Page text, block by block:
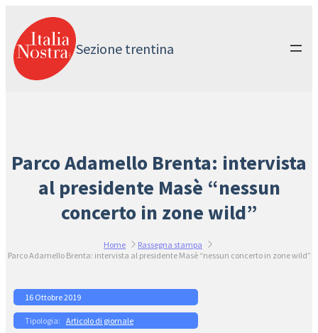
contenuto
Sezione trentina
Parco Adamello Brenta: intervista
al presidente Masè “nessun
concerto in zone wild”
Home
Rassegna stampa
Parco Adamello Brenta: intervista al presidente Masè “nessun concerto in zone wild”
16 Ottobre 2019
Articolo di giornale